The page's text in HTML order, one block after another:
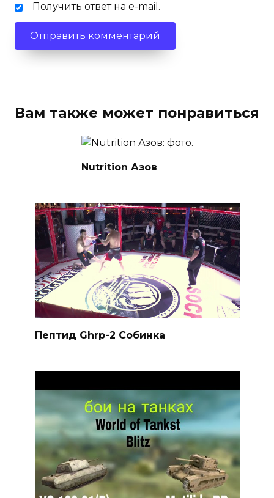
Получить ответ на e-mail.
Вам также может понравиться
Nutrition Азов
Пептид Ghrp-2 Собинка